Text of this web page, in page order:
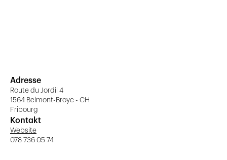
Adresse
Route du Jordil 4
1564 Belmont-Broye - CH
Fribourg
Kontakt
Website
078 736 05 74